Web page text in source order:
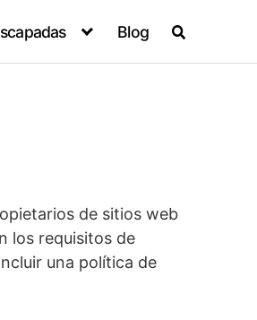
Blog
de sitios web
los requisitos de
una política de